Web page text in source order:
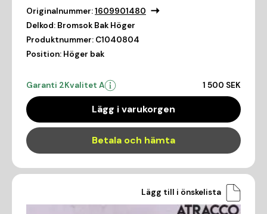
Originalnummer:1609901480
Delkod: Bromsok Bak Höger
Produktnummer: C1040804
Position: Höger bak
Garanti 2Kvalitet A 1 500 SEK
Lägg i varukorgen
Betala och hämta
Lägg till i önskelista